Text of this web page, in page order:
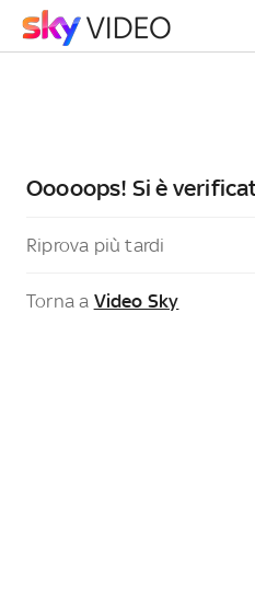
Ooooops! Si è
Riprova più tardi
Torna a Video Sky